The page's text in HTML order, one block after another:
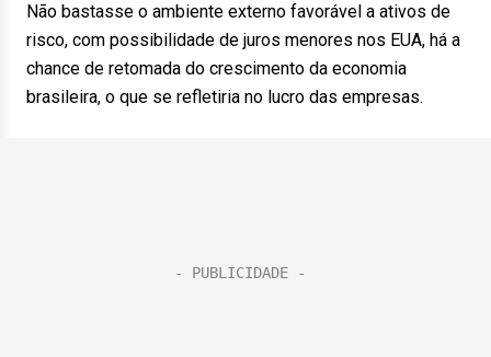
Não bastasse o ambiente externo favorável a ativos de
risco, com possibilidade de juros menores nos EUA, há a
chance de retomada do crescimento da economia
brasileira, o que se refletiria no lucro das empresas.